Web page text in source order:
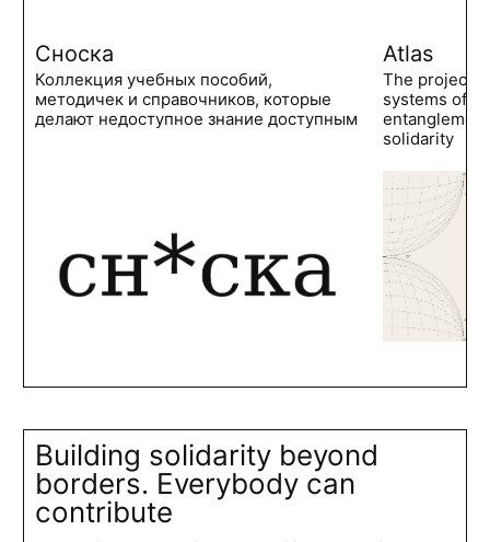
Сноска
Коллекция учебных пособий,
методичек и справочников, которые
делают недоступное знание доступным
Atlas
The project
systems of
solidarity
Building solidarity beyond
borders. Everybody can
contribute